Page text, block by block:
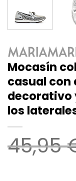
Mocasín
casual con
decorativo
los
45,95